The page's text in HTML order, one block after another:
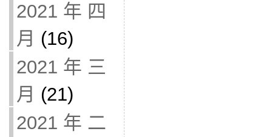
2021 年 四
月 (16)
2021 年 三
月 (21)
2021 年 二